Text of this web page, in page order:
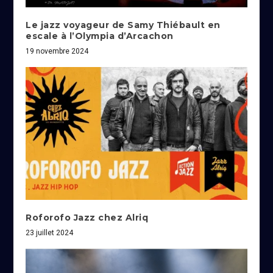
Le jazz voyageur de Samy Thiébault en
escale à l’Olympia d’Arcachon
19 novembre 2024
Roforofo Jazz chez Alriq
23 juillet 2024